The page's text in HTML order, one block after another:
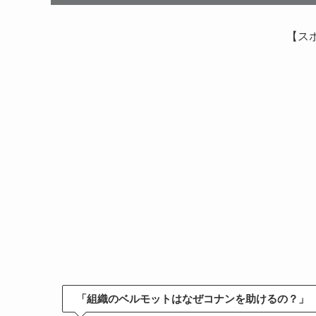
【ス
「組織のベルモットはなぜコナンを助けるの？」